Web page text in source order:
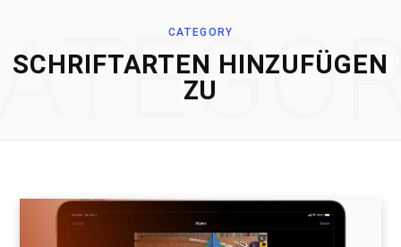
CATEGORY
SCHRIFTARTEN HINZUFÜGEN
ZU